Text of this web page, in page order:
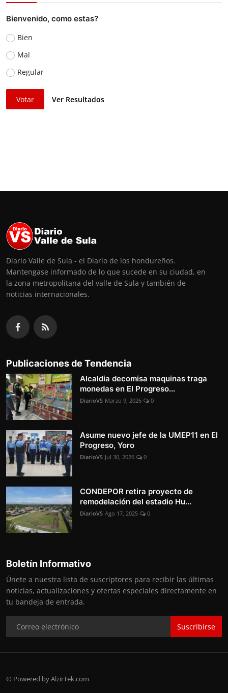
Bienvenido, como estas?
Bien
Mal
Regular
Votar Ver Resultados
Diario Valle de Sula - el Diario de los hondureños.
Mantengase informado de lo que sucede en su ciudad, en
la zona metropolitana del valle de Sula y también de
noticias internacionales.
Publicaciones de Tendencia
Alcaldia decomisa maquinas traga
monedas en El Progreso...
DiarioVS Marzo 9, 2026 0
Asume nuevo jefe de la UMEP11 en El
Progreso, Yoro
DiarioVS Jul 30, 2026 0
CONDEPOR retira proyecto de
remodelación del estadio Hu...
DiarioVS Ago 17, 2025 0
Boletín Informativo
Únete a nuestra lista de suscriptores para recibir las últimas
noticias, actualizaciones y ofertas especiales directamente en
tu bandeja de entrada.
Suscribirse
© Powered by AlzirTek.com